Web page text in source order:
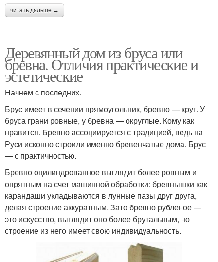
читать дальше →
Деревянный дом из бруса или
бревна. Отличия практические и
эстетические
Начнем с последних.
Брус имеет в сечении прямоугольник, бревно — круг. У
бруса грани ровные, у бревна — округлые. Кому как
нравится. Бревно ассоциируется с традицией, ведь на
Руси исконно строили именно бревенчатые дома. Брус
— с практичностью.
Бревно оцилиндрованное выглядит более ровным и
опрятным на счет машинной обработки: бревнышки как
карандаши укладываются в лунные пазы друг друга,
делая строение аккуратным. Зато бревно рубленое —
это искусство, выглядит оно более брутальным, но
строение из него имеет свою индивидуальность.